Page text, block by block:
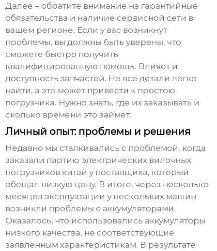
Далее – обратите внимание на гарантийные
обязательства и наличие сервисной сети в
вашем регионе. Если у вас возникнут
проблемы, вы должны быть уверены, что
сможете быстро получить
квалифицированную помощь. Влияет и
доступность запчастей. Не все детали легко
найти, а это может привести к простою
погрузчика. Нужно знать, где их заказывать и
сколько времени это займет.
Личный опыт: проблемы и решения
Недавно мы сталкивались с проблемой, когда
заказали партиюэлектрических вилочных
погрузчиков китай у поставщика, который
обещал низкую цену. В итоге, через несколько
месяцев эксплуатации у нескольких машин
возникли проблемы с аккумуляторами.
Оказалось, что использовались аккумуляторы
низкого качества, не соответствующие
заявленным характеристикам. В результате